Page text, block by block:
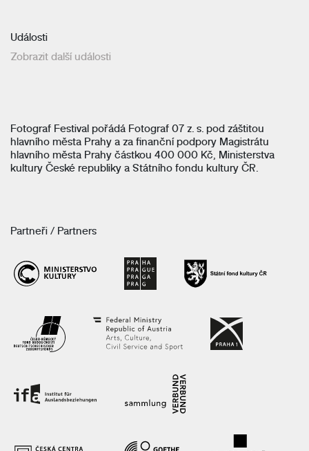
Události
Zobrazit další události
Fotograf Festival pořádá Fotograf 07 z. s. pod záštitou
hlavního města Prahy a za finanční podpory Magistrátu
hlavního města Prahy částkou 400 000 Kč, Ministerstva
kultury České republiky a Státního fondu kultury ČR.
Partneři / Partners